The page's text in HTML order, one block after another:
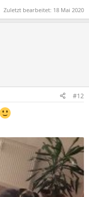
Zuletzt bearbeitet: 18 Mai 2020
#12